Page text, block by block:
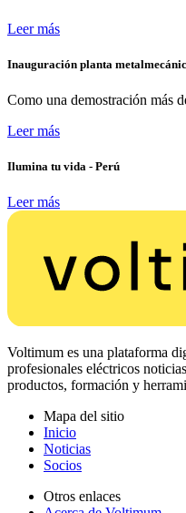
Leer más
Inauguración planta
Como una demostración más
Leer más
Ilumina tu vida - Perú
Leer más
Voltimum es una plataforma
profesionales eléctricos
productos, formación y
Mapa del sitio
Inicio
Noticias
Socios
Otros enlaces